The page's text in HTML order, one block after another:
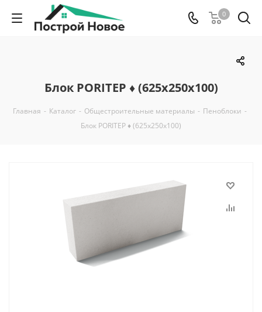
0
Блок PORITEP ♦ (625x250x100)
Главная - Каталог - Общестроительные материалы - Пеноблоки -
Блок PORITEP ♦ (625x250x100)